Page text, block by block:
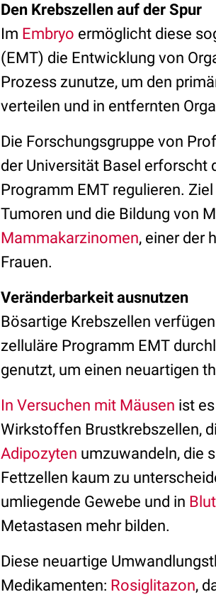
Den Krebszellen auf der Spur
Im Embryo ermöglicht diese
(EMT) die Entwicklung von
Prozess zunutze, um den
verteilen und in entfernten
Die Forschungsgruppe von
der Universität Basel erforscht
Programm EMT regulieren.
Tumoren und die Bildung von
Mammakarzinomen, einer der
Frauen.
Veränderbarkeit ausnutzen
Bösartige Krebszellen
zelluläre Programm EMT
genutzt, um einen neuartigen
In Versuchen mit Mäusen ist
Wirkstoffen Brustkrebszellen,
Adipozyten umzuwandeln, die
Fettzellen kaum zu
umliegende Gewebe und in
Metastasen mehr bilden.
Diese neuartige
Medikamenten: Rosiglitazon,